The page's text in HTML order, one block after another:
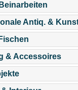
Antiq. &
& Accessoires